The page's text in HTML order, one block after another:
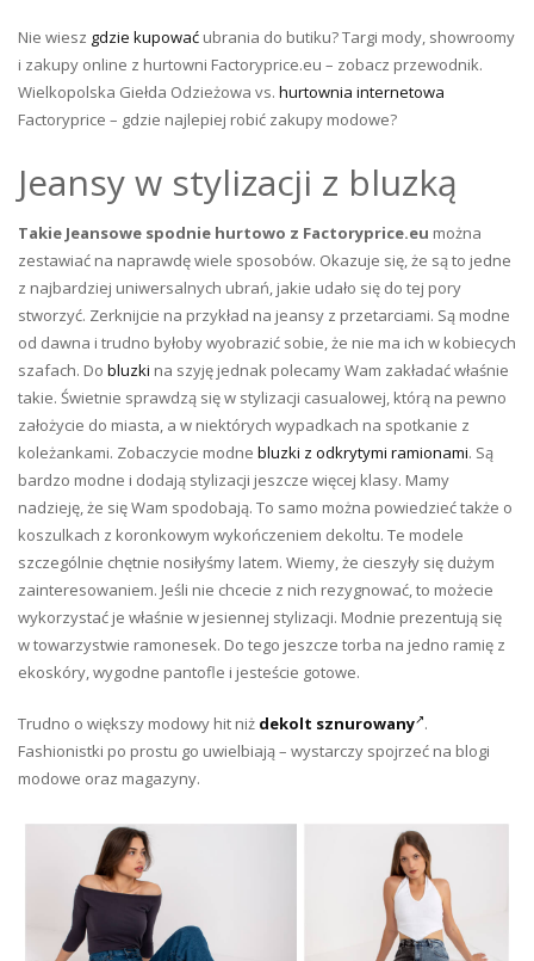
Nie wiesz gdzie kupować ubrania do butiku? Targi mody, showroomy
i zakupy online z hurtowni Factoryprice.eu – zobacz przewodnik.
Wielkopolska Giełda Odzieżowa vs. hurtownia internetowa
Factoryprice – gdzie najlepiej robić zakupy modowe?
Jeansy w stylizacji z bluzką
Takie Jeansowe spodnie hurtowo z Factoryprice.eu można
zestawiać na naprawdę wiele sposobów. Okazuje się, że są to jedne
z najbardziej uniwersalnych ubrań, jakie udało się do tej pory
stworzyć. Zerknijcie na przykład na jeansy z przetarciami. Są modne
od dawna i trudno byłoby wyobrazić sobie, że nie ma ich w kobiecych
szafach. Do bluzki na szyję jednak polecamy Wam zakładać właśnie
takie. Świetnie sprawdzą się w stylizacji casualowej, którą na pewno
założycie do miasta, a w niektórych wypadkach na spotkanie z
koleżankami. Zobaczycie modne bluzki z odkrytymi ramionami. Są
bardzo modne i dodają stylizacji jeszcze więcej klasy. Mamy
nadzieję, że się Wam spodobają. To samo można powiedzieć także o
koszulkach z koronkowym wykończeniem dekoltu. Te modele
szczególnie chętnie nosiłyśmy latem. Wiemy, że cieszyły się dużym
zainteresowaniem. Jeśli nie chcecie z nich rezygnować, to możecie
wykorzystać je właśnie w jesiennej stylizacji. Modnie prezentują się
w towarzystwie ramonesek. Do tego jeszcze torba na jedno ramię z
ekoskóry, wygodne pantofle i jesteście gotowe.
Trudno o większy modowy hit niż dekolt sznurowany .
Fashionistki po prostu go uwielbiają – wystarczy spojrzeć na blogi
modowe oraz magazyny.